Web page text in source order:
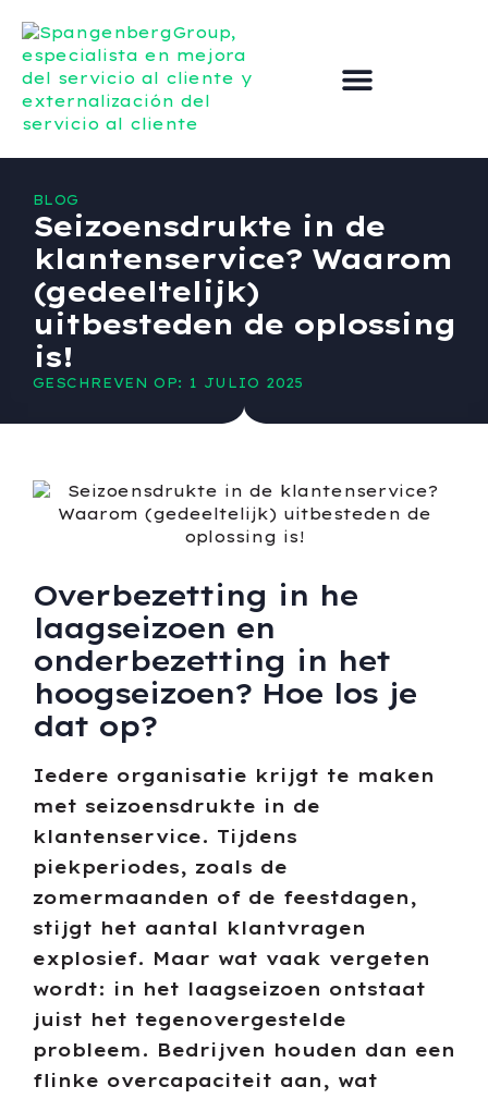
BLOG
Seizoensdrukte in de
klantenservice? Waarom
(gedeeltelijk)
uitbesteden de oplossing
is!
GESCHREVEN OP: 1 JULIO 2025
Overbezetting in he
laagseizoen en
onderbezetting in het
hoogseizoen? Hoe los je
dat op?
Iedere organisatie krijgt te maken
met seizoensdrukte in de
klantenservice. Tijdens
piekperiodes, zoals de
zomermaanden of de feestdagen,
stijgt het aantal klantvragen
explosief. Maar wat vaak vergeten
wordt: in het laagseizoen ontstaat
juist het tegenovergestelde
probleem. Bedrijven houden dan een
flinke overcapaciteit aan, wat